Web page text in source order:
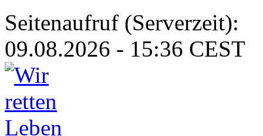
Seitenaufruf (Serverzeit):
09.08.2026 - 15:36 CEST